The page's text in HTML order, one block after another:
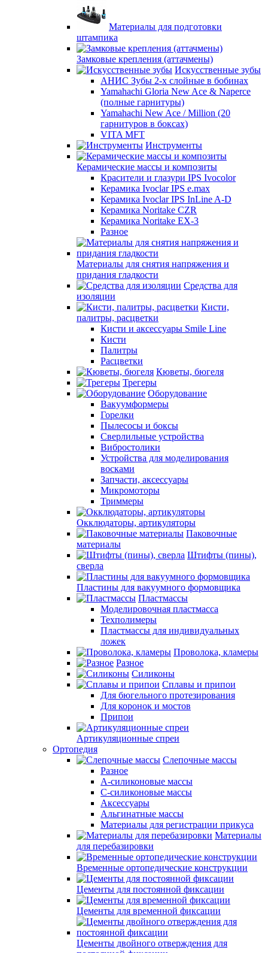
Материалы для подготовки
штампика
Замковые крепления (аттачмены)
Искусственные зубы
АНИС Зубы 2-х слойные в бобинах
Yamahachi Gloria New Ace & Naperce
(полные гарнитуры)
Yamahachi New Ace / Million (20
гарнитуров в боксах)
VITA MFT
Инструменты
Керамические массы и композиты
Красители и глазури IPS Ivocolor
Керамика Ivoclar IPS e.max
Керамика Ivoclar IPS InLine A-D
Керамика Noritake CZR
Керамика Noritake EX-3
Разное
Материалы для снятия напряжения и
придания гладкости
Средства для
изоляции
Кисти,
палитры, расцветки
Кисти и аксессуары Smile Line
Кисти
Палитры
Расцветки
Кюветы, бюгеля
Трегеры
Оборудование
Вакуумформеры
Горелки
Пылесосы и боксы
Сверлильные устройства
Вибростолики
Устройства для моделирования
восками
Запчасти, аксессуары
Микромоторы
Триммеры
Окклюдаторы, артикуляторы
Паковочные
материалы
Штифты (пины),
сверла
Пластины для вакуумного формовщика
Пластмассы
Моделировочная пластмасса
Техполимеры
Пластмассы для индивидуальных
ложек
Проволока, кламеры
Разное
Силиконы
Сплавы и припои
Для бюгельного протезирования
Для коронок и мостов
Припои
Артикуляционные спреи
Ортопедия
Слепочные массы
Разное
А-силиконовые массы
С-силиконовые массы
Аксессуары
Альгинатные массы
Материалы для регистрации прикуса
Материалы
для перебазировки
Временные ортопедические конструкции
Цементы для постоянной фиксации
Цементы для временной фиксации
Цементы двойного отверждения для